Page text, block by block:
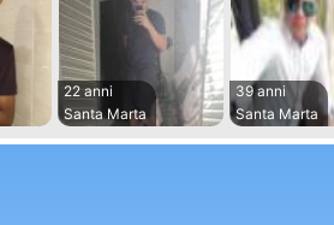
22 anni
Santa Marta
39 anni
Santa Marta